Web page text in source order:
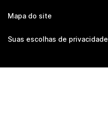
Mapa do site
Suas escolhas de privacidade